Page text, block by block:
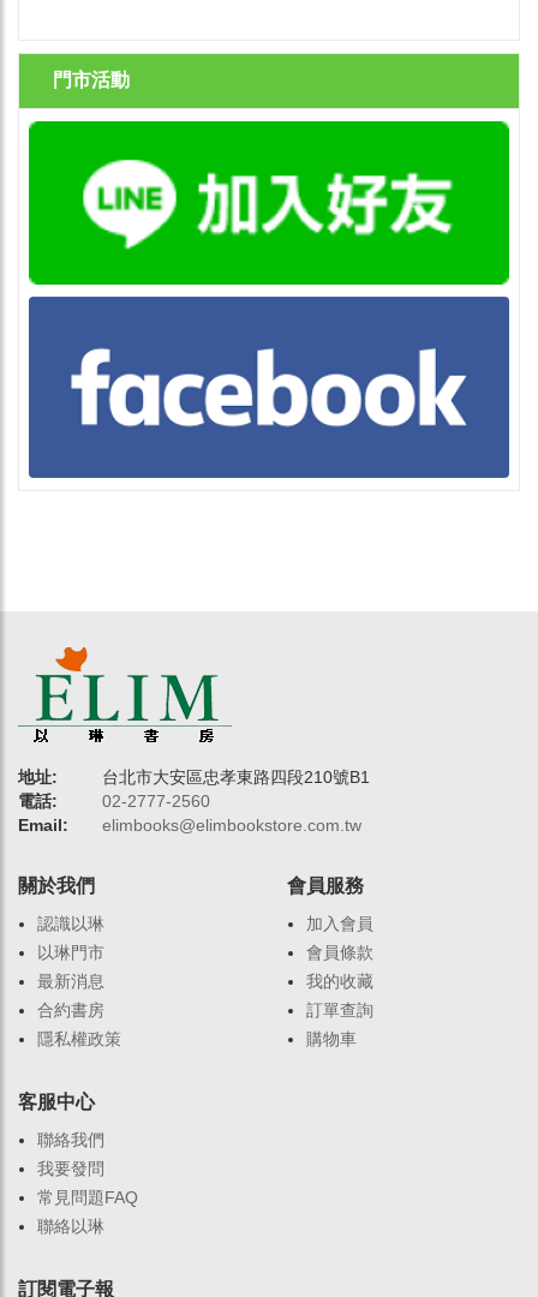
門市活動
地址:
台北市大安區忠孝東路四段210號B1
電話:
02-2777-2560
Email:
elimbooks@elimbookstore.com.tw
關於我們
認識以琳
以琳門市
最新消息
合約書房
隱私權政策
會員服務
加入會員
會員條款
我的收藏
訂單查詢
購物車
客服中心
聯絡我們
我要發問
常見問題FAQ
聯絡以琳
訂閱電子報